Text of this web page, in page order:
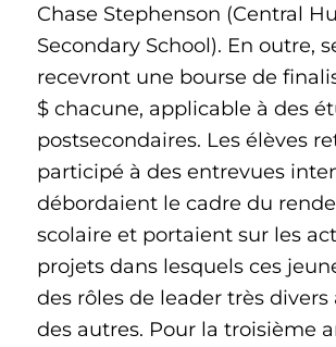
Chase Stephenson (Central
Secondary School). En outre,
recevront une bourse de
$ chacune, applicable à des
postsecondaires. Les élèves
participé à des entrevues
débordaient le cadre du
scolaire et portaient sur les
projets dans lesquels ces
des rôles de leader très divers
des autres. Pour la troisième